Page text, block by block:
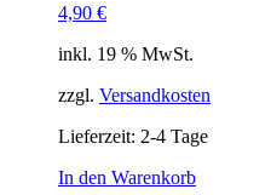
4,90 €
inkl. 19 % MwSt.
zzgl. Versandkosten
Lieferzeit: 2-4 Tage
In den Warenkorb